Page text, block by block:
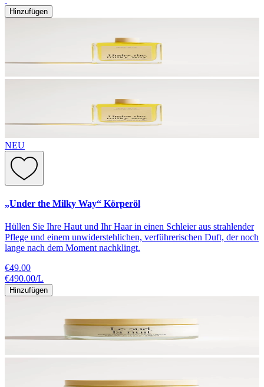
Hinzufügen
NEU
„Under the Milky Way“ Körperöl
Hüllen Sie Ihre Haut und Ihr Haar in einen Schleier aus strahlender
Pflege und einem unwiderstehlichen, verführerischen Duft, der noch
lange nach dem Moment nachklingt.
€49.00
€490.00/L
Hinzufügen